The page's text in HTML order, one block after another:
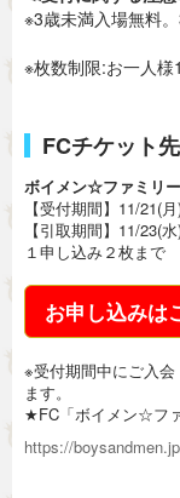
※3歳未満入場
※枚数制限:お一人
FCチケット
ボイメン☆ファミリ
【受付期間】11/21(
【引取期間】11/23(
１申し込み２枚まで
お申し込みは
※受付期間中にご入
ます。
★FC「ボイメン☆フ
https://